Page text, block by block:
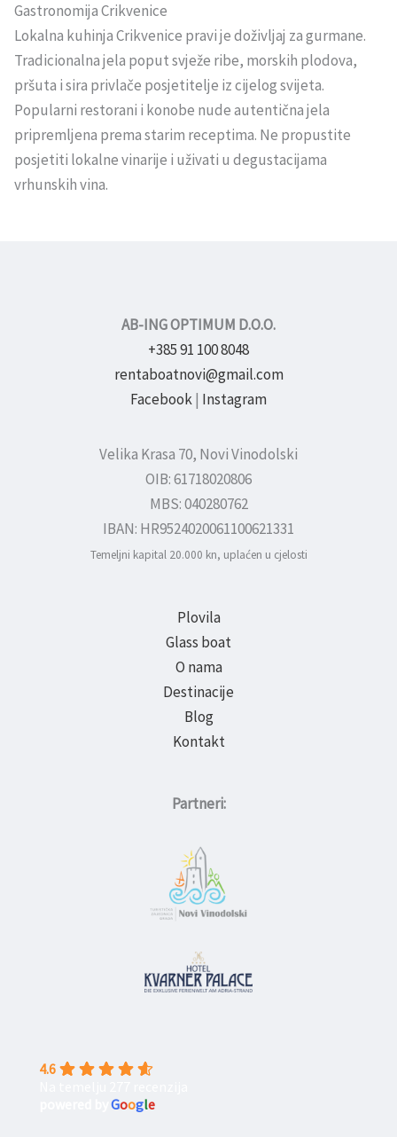
Gastronomija Crikvenice
Lokalna kuhinja Crikvenice pravi je doživljaj za gurmane.
Tradicionalna jela poput svježe ribe, morskih plodova,
pršuta i sira privlače posjetitelje iz cijelog svijeta.
Popularni restorani i konobe nude autentična jela
pripremljena prema starim receptima. Ne propustite
posjetiti lokalne vinarije i uživati u degustacijama
vrhunskih vina.
AB-ING OPTIMUM D.O.O.
+385 91 100 8048
rentaboatnovi@gmail.com
Facebook| Instagram
Velika Krasa 70, Novi Vinodolski
OIB: 61718020806
MBS: 040280762
IBAN: HR9524020061100621331
Temeljni kapital 20.000 kn, uplaćen u cjelosti
Plovila
Glass boat
O nama
Destinacije
Blog
Kontakt
Partneri:
4.6
Google